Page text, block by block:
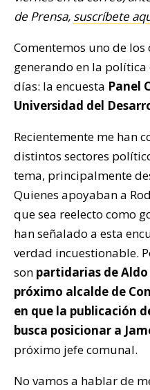
de Prensa, suscríbete
Comentemos uno de
generando en la
días: la encuesta Panel
Universidad del
Recientemente me han
distintos sectores
tema, principalmente
Quienes apoyaban a
que sea reelecto como
han señalado a esta
verdad incuestionable.
son partidarias de
próximo alcalde de
en que la publicación
busca posicionar a
próximo jefe comunal.
No vamos a hablar de